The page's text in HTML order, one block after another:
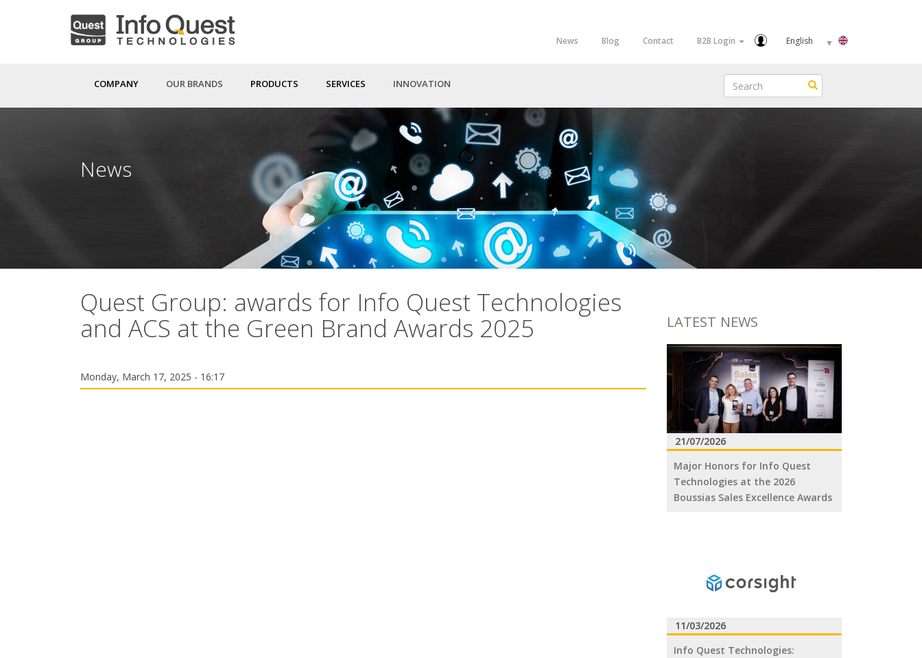
News Blog Contact B2B Login
Select
language
COMPANY OUR BRANDS PRODUCTS SERVICES INNOVATION Search Search
News
LATEST NEWS
21/07/2026
Major Honors for Info Quest
Technologies at the 2026
Boussias Sales Excellence Awards
11/03/2026
Info Quest Technologies:
Quest Group: awards for Info Quest Technologies
and ACS at the Green Brand Awards 2025
Monday, March 17, 2025 - 16:17